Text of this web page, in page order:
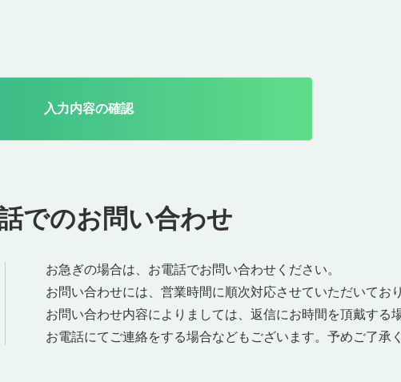
でのお問い合わせ
お急ぎの場合は、お電話でお問い合わせください。
お問い合わせには、営業時間に順次対応させていただいており
お問い合わせ内容によりましては、返信にお時間を頂戴する
お電話にてご連絡をする場合などもございます。予めご了承